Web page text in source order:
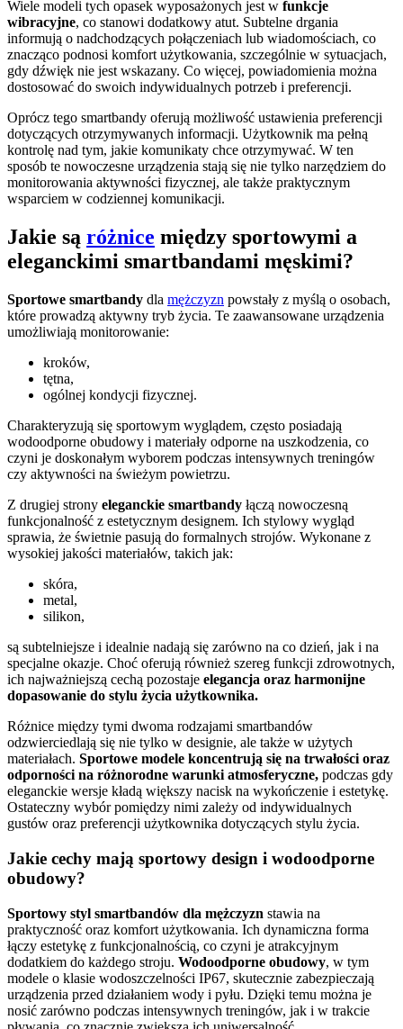
Wiele modeli tych opasek wyposażonych jest w funkcje
wibracyjne, co stanowi dodatkowy atut. Subtelne drgania
informują o nadchodzących połączeniach lub wiadomościach, co
znacząco podnosi komfort użytkowania, szczególnie w sytuacjach,
gdy dźwięk nie jest wskazany. Co więcej, powiadomienia można
dostosować do swoich indywidualnych potrzeb i preferencji.
Oprócz tego smartbandy oferują możliwość ustawienia preferencji
dotyczących otrzymywanych informacji. Użytkownik ma pełną
kontrolę nad tym, jakie komunikaty chce otrzymywać. W ten
sposób te nowoczesne urządzenia stają się nie tylko narzędziem do
monitorowania aktywności fizycznej, ale także praktycznym
wsparciem w codziennej komunikacji.
Jakie są różnice między sportowymi a
eleganckimi smartbandami męskimi?
Sportowe smartbandy dla mężczyzn powstały z myślą o osobach,
które prowadzą aktywny tryb życia. Te zaawansowane urządzenia
umożliwiają monitorowanie:
kroków,
tętna,
ogólnej kondycji fizycznej.
Charakteryzują się sportowym wyglądem, często posiadają
wodoodporne obudowy i materiały odporne na uszkodzenia, co
czyni je doskonałym wyborem podczas intensywnych treningów
czy aktywności na świeżym powietrzu.
Z drugiej strony eleganckie smartbandy łączą nowoczesną
funkcjonalność z estetycznym designem. Ich stylowy wygląd
sprawia, że świetnie pasują do formalnych strojów. Wykonane z
wysokiej jakości materiałów, takich jak:
skóra,
metal,
silikon,
są subtelniejsze i idealnie nadają się zarówno na co dzień, jak i na
specjalne okazje. Choć oferują również szereg funkcji zdrowotnych,
ich najważniejszą cechą pozostaje elegancja oraz harmonijne
dopasowanie do stylu życia użytkownika.
Różnice między tymi dwoma rodzajami smartbandów
odzwierciedlają się nie tylko w designie, ale także w użytych
materiałach. Sportowe modele koncentrują się na trwałości oraz
odporności na różnorodne warunki atmosferyczne, podczas gdy
eleganckie wersje kładą większy nacisk na wykończenie i estetykę.
Ostateczny wybór pomiędzy nimi zależy od indywidualnych
gustów oraz preferencji użytkownika dotyczących stylu życia.
Jakie cechy mają sportowy design i wodoodporne
obudowy?
Sportowy styl smartbandów dla mężczyzn stawia na
praktyczność oraz komfort użytkowania. Ich dynamiczna forma
łączy estetykę z funkcjonalnością, co czyni je atrakcyjnym
dodatkiem do każdego stroju. Wodoodporne obudowy, w tym
modele o klasie wodoszczelności IP67, skutecznie zabezpieczają
urządzenia przed działaniem wody i pyłu. Dzięki temu można je
nosić zarówno podczas intensywnych treningów, jak i w trakcie